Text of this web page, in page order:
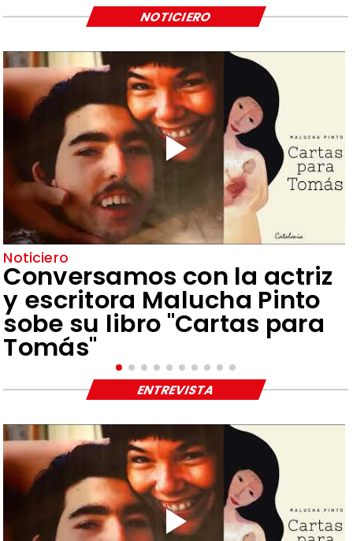
Noticiero
Conversamos con la actriz
y escritora Malucha Pinto
sobe su libro "Cartas para
Tomás"
NOTICIERO
ENTREVISTA